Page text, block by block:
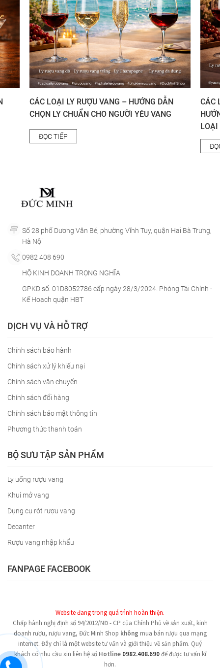
CÁC LOẠI LY RƯỢU VANG – HƯỚNG DẪN
CHỌN LY CHUẨN CHO NGƯỜI YÊU VANG
ĐỌC TIẾP
CÁC
LOẠI
Số 28 phố Dương Văn Bé, phường Vĩnh Tuy, quận Hai Bà Trưng,
Hà Nội
0982 408 690
HỘ KINH DOANH TRỌNG NGHĨA
GPKD số: 01D8052786 cấp ngày 28/3/2024. Phòng Tài Chính -
Kế Hoạch quận HBT
DỊCH VỤ VÀ HỖ TRỢ
Chính sách bảo hành
Chính sách xử lý khiếu nại
Chính sách vận chuyển
Chính sách đổi hàng
Chính sách bảo mật thông tin
Phương thức thanh toán
BỘ SƯU TẬP SẢN PHẨM
Ly uống rượu vang
Khui mở vang
Dụng cụ rót rượu vang
Decanter
Rượu vang nhập khẩu
FANPAGE FACEBOOK
Website đang trong quá trình hoàn thiện.
Chấp hành nghị định số 94/2012/NĐ - CP của Chính Phủ về sản xuất, kinh
doanh rượu, rượu vang, Đức Minh Shop không mua bán rượu qua mạng
internet. Đây chỉ là một website tư vấn và giới thiệu về sản phẩm. Quý
khách có nhu cầu xin liên hệ số Hotline 0982.408.690để được tư vấn kĩ
hơn.